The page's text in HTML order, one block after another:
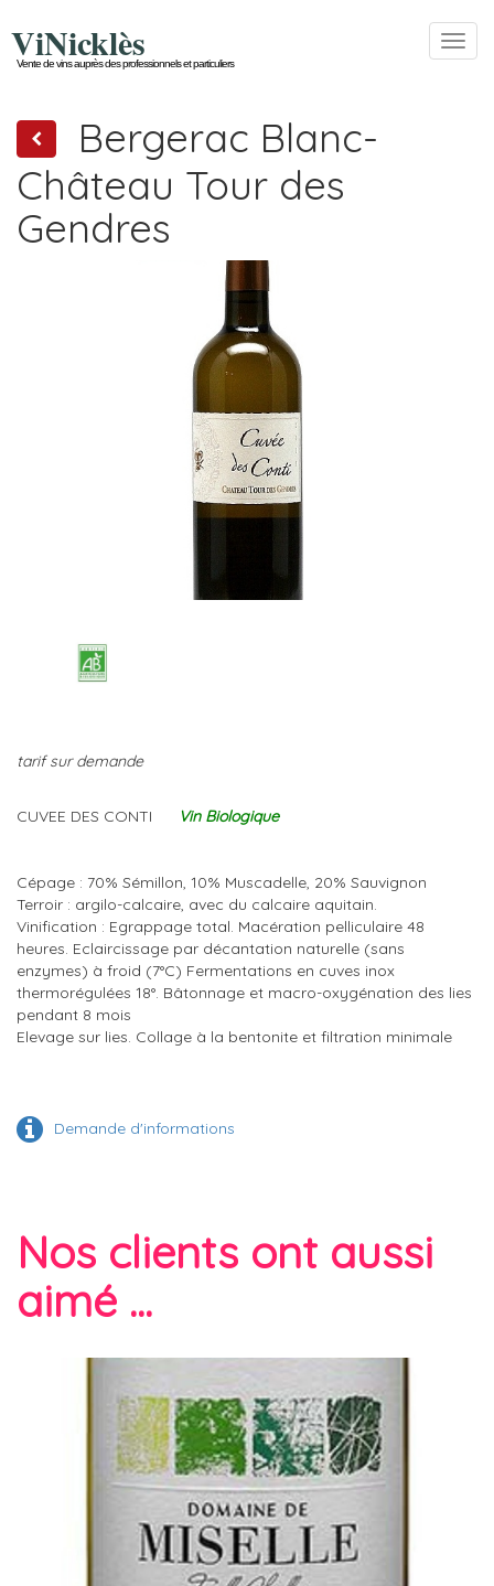
ViNicklès
Vente de vins auprès des professionnels et particuliers
Bergerac Blanc-
Château Tour des
Gendres
tarif sur demande
CUVEE DES CONTI Vin Biologique
Cépage : 70% Sémillon, 10% Muscadelle, 20% Sauvignon
Terroir : argilo-calcaire, avec du calcaire aquitain.
Vinification : Egrappage total. Macération pelliculaire 48
heures. Eclaircissage par décantation naturelle (sans
enzymes) à froid (7°C) Fermentations en cuves inox
thermorégulées 18°. Bâtonnage et macro-oxygénation des lies
pendant 8 mois
Elevage sur lies. Collage à la bentonite et filtration minimale
Demande d'informations
Nos clients ont aussi
aimé ...